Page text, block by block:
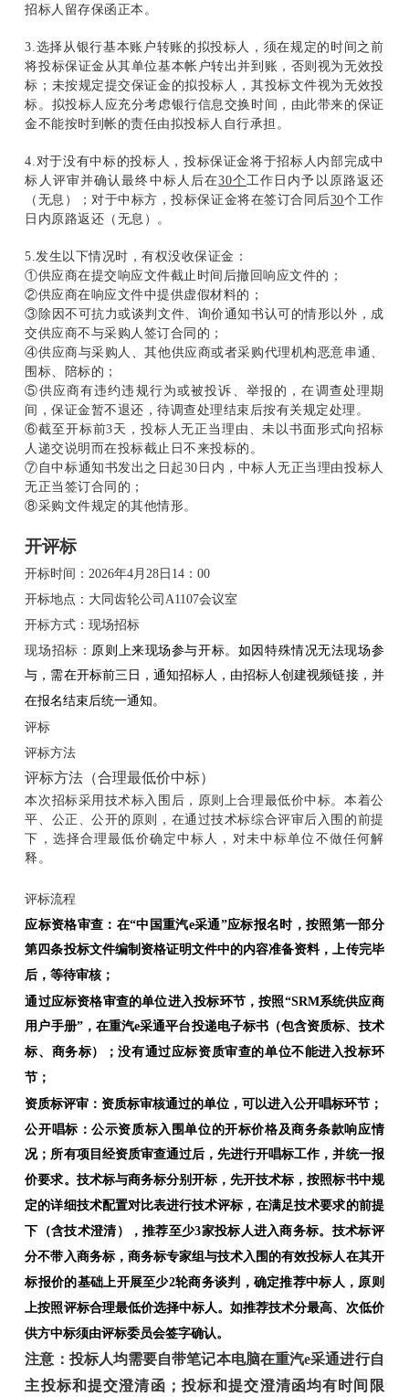
招标人留存保函正本。
3.选择从银行基本账户转账的拟投标人，须在规定的时间之前
将投标保证金从其单位基本帐户转出并到账，否则视为无效投
标；未按规定提交保证金的拟投标人，其投标文件视为无效投
标。拟投标人应充分考虑银行信息交换时间，由此带来的保证
金不能按时到帐的责任由拟投标人自行承担。
4.对于没有中标的投标人，投标保证金将于招标人内部完成中
标人评审并确认最终中标人后在30个工作日内予以原路返还
（无息）；对于中标方，投标保证金将在签订合同后30个工作
日内原路返还（无息）。
5.发生以下情况时，有权没收保证金：
①供应商在提交响应文件截止时间后撤回响应文件的；
②供应商在响应文件中提供虚假材料的；
③除因不可抗力或谈判文件、询价通知书认可的情形以外，成
交供应商不与采购人签订合同的；
④供应商与采购人、其他供应商或者采购代理机构恶意串通、
围标、陪标的；
⑤供应商有违约违规行为或被投诉、举报的，在调查处理期
间，保证金暂不退还，待调查处理结束后按有关规定处理。
⑥截至开标前3天，投标人无正当理由、未以书面形式向招标
人递交说明而在投标截止日不来投标的。
⑦自中标通知书发出之日起30日内，中标人无正当理由投标人
无正当签订合同的；
⑧采购文件规定的其他情形。
开评标
开标时间：2026年4月28日14：00
开标地点：大同齿轮公司A1107会议室
开标方式：现场招标
现场招标： 原则上来现场参与开标。如因特殊情况无法现场参
与，需在开标前三日，通知招标人，由招标人创建视频链接，并
在报名结束后统一通知。
评标
评标方法
评标方法（合理最低价中标）
本次招标采用技术标入围后，原则上合理最低价中标。本着公
平、公正、公开的原则，在通过技术标综合评审后入围的前提
下，选择合理最低价确定中标人，对未中标单位不做任何解
释。
评标流程
应标资格审查：在“中国重汽e采通”应标报名时，按照第一部分
第四条投标文件编制资格证明文件中的内容准备资料，上传完毕
后，等待审核；
通过应标资格审查的单位进入投标环节，按照“SRM系统供应商
用户手册”，在重汽e采通平台投递电子标书（包含资质标、技术
标、商务标）；没有通过应标资质审查的单位不能进入投标环
节；
资质标评审：资质标审核通过的单位，可以进入公开唱标环节；
公开唱标：公示资质标入围单位的开标价格及商务条款响应情
况；所有项目经资质审查通过后，先进行开唱标工作，并统一报
价要求。技术标与商务标分别开标，先开技术标，按照标书中规
定的详细技术配置对比表进行技术评标，在满足技术要求的前提
下（含技术澄清），推荐至少3家投标人进入商务标。技术标评
分不带入商务标，商务标专家组与技术入围的有效投标人在其开
标报价的基础上开展至少2轮商务谈判，确定推荐中标人，原则
上按照评标合理最低价选择中标人。如推荐技术分最高、次低价
供方中标须由评标委员会签字确认。
注意：投标人均需要自带笔记本电脑在重汽e采通进行自
主投标和提交澄清函；投标和提交澄清函均有时间限